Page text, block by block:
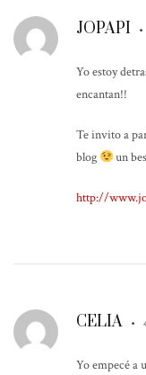
JOPAPI •
Yo estoy
encantan!!
Te invito a
blog
un
http://
CELIA •
Yo empecé a